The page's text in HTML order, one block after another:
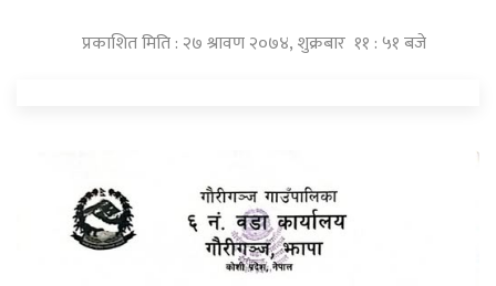
प्रकाशित मिति : २७ श्रावण २०७४, शुक्रबार ११ : ५१ बजे